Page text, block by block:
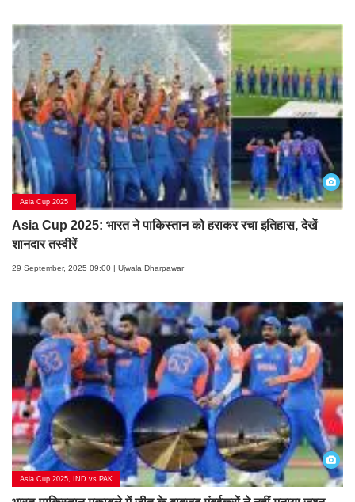
Asia Cup 2025
Asia Cup 2025: भारत ने पाकिस्तान को हराकर रचा इतिहास, देखें
शानदार तस्वीरें
29 September, 2025 09:00 | Ujwala Dharpawar
Asia Cup 2025, IND vs PAK